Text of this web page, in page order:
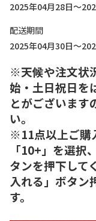
2025年04月28日～
配送期間
2025年04月30日～
※天候や注文状
始・土日祝日を
とがございます
い。
※11点以上ご購
「10+」を選択
タンを押下して
入れる」ボタン
す。